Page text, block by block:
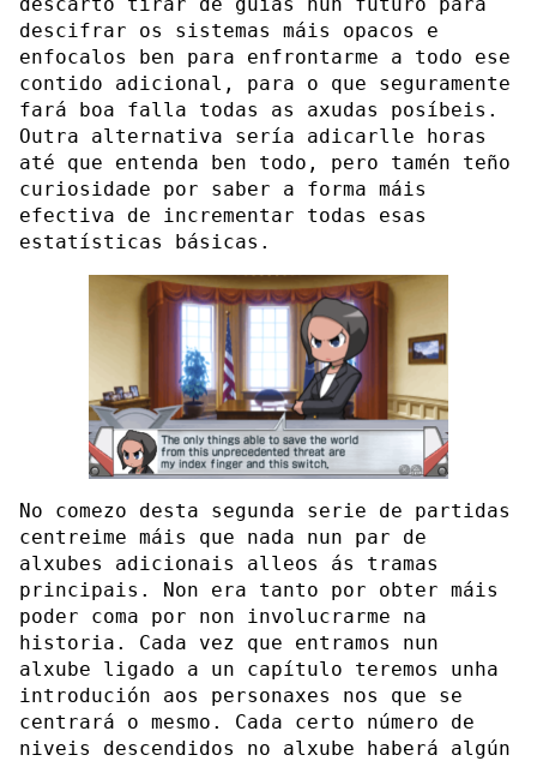
descifrar os sistemas máis opacos e
enfocalos ben para enfrontarme a todo ese
contido adicional, para o que seguramente
fará boa falla todas as axudas posíbeis.
Outra alternativa sería adicarlle horas
até que entenda ben todo, pero tamén teño
curiosidade por saber a forma máis
efectiva de incrementar todas esas
estatísticas básicas.
No comezo desta segunda serie de partidas
centreime máis que nada nun par de
alxubes adicionais alleos ás tramas
principais. Non era tanto por obter máis
poder coma por non involucrarme na
historia. Cada vez que entramos nun
alxube ligado a un capítulo teremos unha
introdución aos personaxes nos que se
centrará o mesmo. Cada certo número de
niveis descendidos no alxube haberá algún